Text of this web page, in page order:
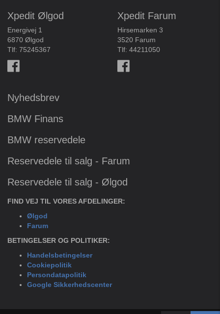
Xpedit Ølgod
Energivej 1
6870 Ølgod
Tlf: 75245367
Xpedit Farum
Hirsemarken 3
3520 Farum
Tlf: 44211050
Nyhedsbrev
BMW Finans
BMW reservedele
Reservedele til salg - Farum
Reservedele til salg - Ølgod
FIND VEJ TIL VORES AFDELINGER:
Ølgod
Farum
BETINGELSER OG POLITIKER:
Handelsbetingelser
Cookiepolitik
Persondatapolitik
Google Sikkerhedscenter